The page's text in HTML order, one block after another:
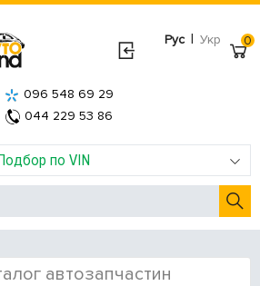
Рус | Укр
по VIN
096 548 69 29
044 229 53 86
0
автозапчастин